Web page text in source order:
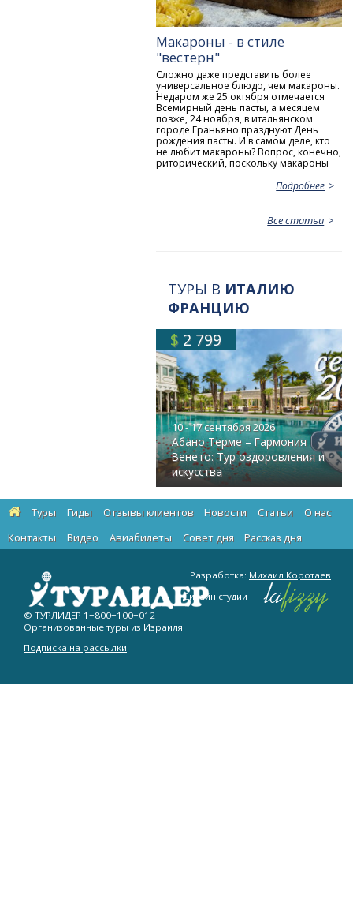
Макароны - в стиле
"вестерн"
Сложно даже представить более
универсальное блюдо, чем макароны.
Недаром же 25 октября отмечается
Всемирный день пасты, а месяцем
позже, 24 ноября, в итальянском
городе Граньяно празднуют День
рождения пасты. И в самом деле, кто
не любит макароны? Вопрос, конечно,
риторический, поскольку макароны
Подробнее
Все статьи
ТУРЫ В ИТАЛИЮ
ФРАНЦИЮ
$ 2 799
10 - 17 сентября 2026
Абано Терме – Гармония
Венето: Тур оздоровления и
искусства
Туры Гиды Отзывы клиентов Новости Статьи
О нас
Контакты
Видео Авиабилеты Cовет дня Рассказ дня
© ТУРЛИДЕР 1−800−100−012
Организованные туры из Израиля
Подписка на рассылки
Разработка: Михаил Коротаев
Дизайн студии